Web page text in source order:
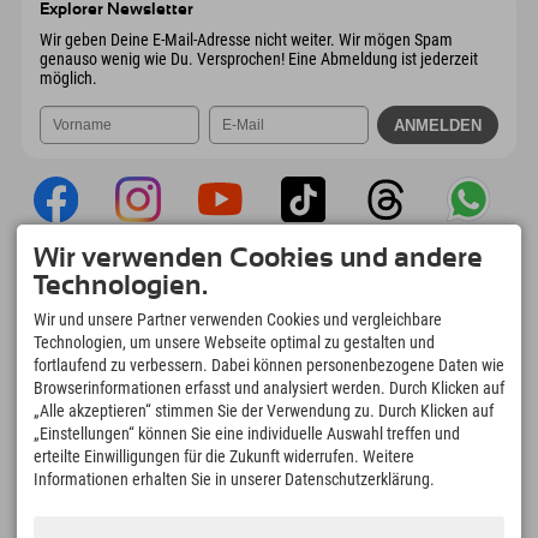
Explorer Newsletter
Wir geben Deine E-Mail-Adresse nicht weiter. Wir mögen Spam
genauso wenig wie Du. Versprochen! Eine Abmeldung ist jederzeit
möglich.
Explorer App
Upload Deiner #ExplorerMoments, Mein
Explorer To Go mit Buchungsübersicht,
Bucketlist, Restaurantübersicht uvm. Jetzt
downloaden!
Zeit für Explorer Moments
166
Bergseen und Erlebnisbäder
4.634km
Pisten zum Skifahren und
Wir verwenden Cookies und andere
Technologien.
Wir und unsere Partner verwenden Cookies und vergleichbare
Technologien, um unsere Webseite optimal zu gestalten und
fortlaufend zu verbessern. Dabei können personenbezogene Daten wie
Browserinformationen erfasst und analysiert werden. Durch Klicken auf
„Alle akzeptieren“ stimmen Sie der Verwendung zu. Durch Klicken auf
„Einstellungen“ können Sie eine individuelle Auswahl treffen und
erteilte Einwilligungen für die Zukunft widerrufen. Weitere
Informationen erhalten Sie in unserer Datenschutzerklärung.